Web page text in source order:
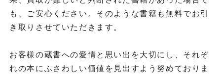
も、ご安心ください。そのような書籍も無料でお引
き取りさせていただきます。
お客様の蔵書への愛情と思い出を大切にし、それぞ
れの本にふさわしい価値を見出すよう努めておりま